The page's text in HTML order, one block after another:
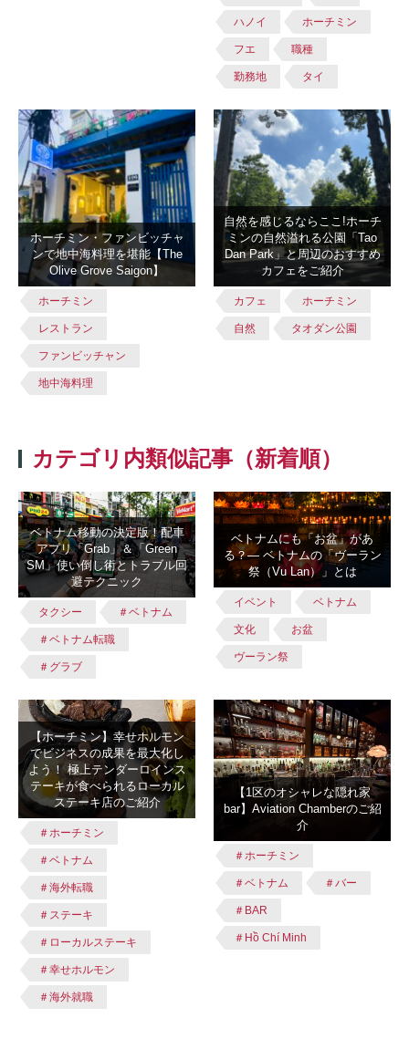
ハノイ ホーチミン
フエ 職種
勤務地 タイ
ホーチミン・ファンビッチャ
ンで地中海料理を堪能【The
Olive Grove Saigon】
ホーチミン
レストラン
ファンビッチャン
地中海料理
自然を感じるならここ!ホーチ
ミンの自然溢れる公園「Tao
Dan Park」と周辺のおすすめ
カフェをご紹介
カフェ ホーチミン
自然 タオダン公園
カテゴリ内類似記事（新着順）
ベトナム移動の決定版！配車
アプリ「Grab」＆「Green
SM」使い倒し術とトラブル回
避テクニック
タクシー ＃ベトナム
＃ベトナム転職
＃グラブ
ベトナムにも「お盆」があ
る？― ベトナムの「ヴーラン
祭（Vu Lan）」とは
イベント ベトナム
文化 お盆
ヴーラン祭
【ホーチミン】幸せホルモン
でビジネスの成果を最大化し
よう！ 極上テンダーロインス
テーキが食べられるローカル
ステーキ店のご紹介
＃ホーチミン
＃ベトナム
＃海外転職
＃ステーキ
＃ローカルステーキ
＃幸せホルモン
＃海外就職
【1区のオシャレな隠れ家
bar】Aviation Chamberのご紹
介
＃ホーチミン
＃ベトナム ＃バー
＃BAR
＃Hồ Chí Minh